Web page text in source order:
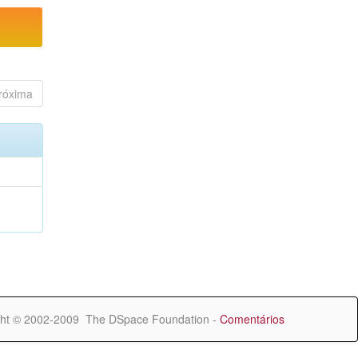
© 2002-2009 The DSpace Foundation - Comentários